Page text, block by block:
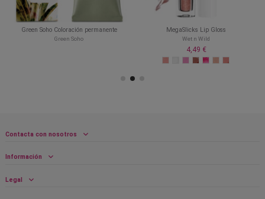
Green Soho Coloración permanente
Green Soho
MegaSlicks Lip Gloss
Wet n Wild
4,49 €
Contacta con nosotros
Información
Legal